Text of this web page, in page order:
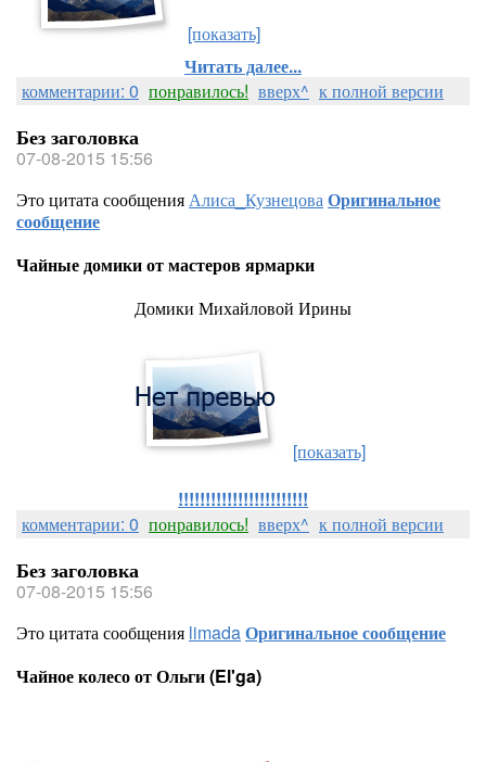
[показать]
Читать далее...
комментарии: 0 понравилось! вверх^ к полной версии
Без заголовка
07-08-2015 15:56
Это цитата сообщенияАлиса_КузнецоваОригинальное
сообщение
Чайные домики от мастеров ярмарки
Домики Михайловой Ирины
[показать]
!!!!!!!!!!!!!!!!!!!!!!!!
комментарии: 0 понравилось! вверх^ к полной версии
Без заголовка
07-08-2015 15:56
Это цитата сообщения limadaОригинальное сообщение
Чайное колесо от Ольги (El'ga)